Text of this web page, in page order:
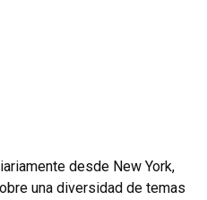
desde New York,
una diversidad de temas